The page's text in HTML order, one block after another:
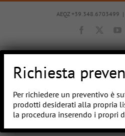
Salta
AEQZ +39.348.6703499 |
Facebook
Vai a...
Richiesta
Per richiedere un preventivo è
prodotti desiderati alla propria
la procedura inserendo i propri